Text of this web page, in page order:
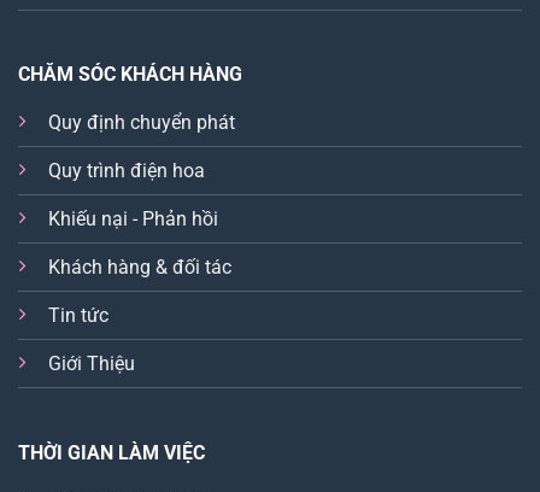
CHĂM SÓC KHÁCH HÀNG
Quy định chuyển phát
Quy trình điện hoa
Khiếu nại - Phản hồi
Khách hàng & đối tác
Tin tức
Giới Thiệu
THỜI GIAN LÀM VIỆC